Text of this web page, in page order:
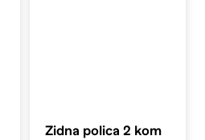
Zidna polica 2 kom